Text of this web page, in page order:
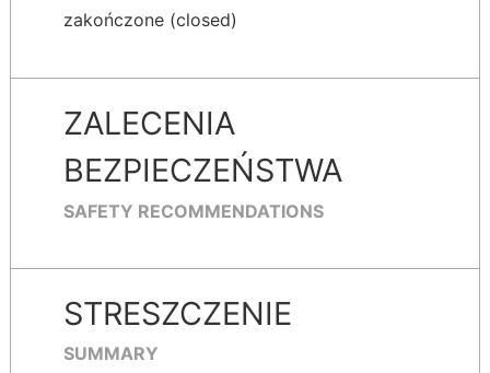
zakończone (closed)
ZALECENIA
BEZPIECZEŃSTWA
SAFETY RECOMMENDATIONS
STRESZCZENIE
SUMMARY